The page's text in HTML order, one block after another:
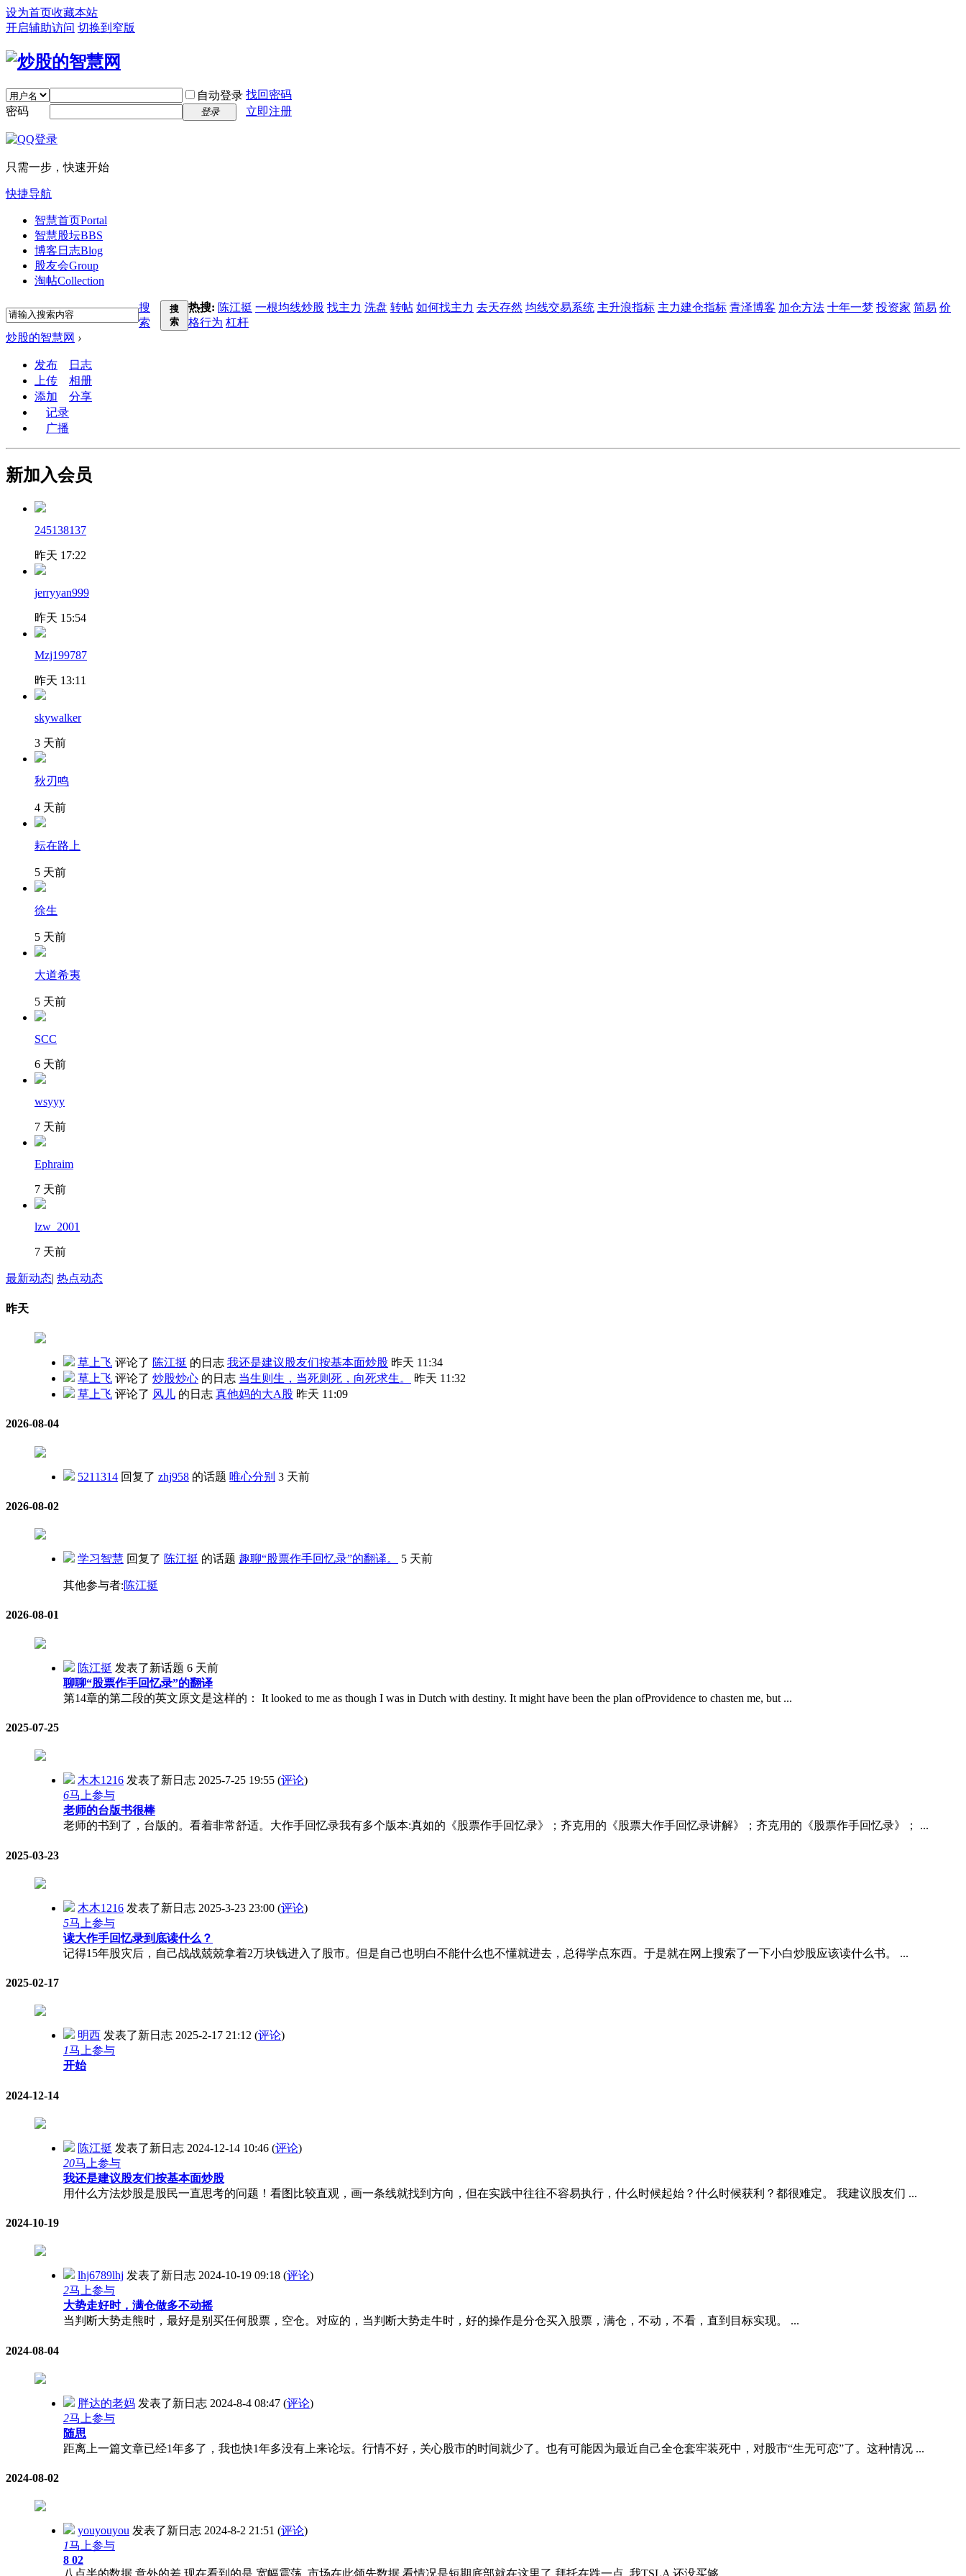
设为首页收藏本站
开启辅助访问 切换到窄版
自动登录 找回密码
密码
登录 立即注册
只需一步，快速开始
快捷导航
智慧首页Portal
智慧股坛BBS
博客日志Blog
股友会Group
淘帖Collection
搜
索
搜
索
热搜: 陈江挺 一根均线炒股 找主力 洗盘 转帖 如何找主力 去天存然 均线交易系统 主升浪指标 主力建仓指标 青泽博客 加仓方法 十年一梦 投资家 简易 价
格行为 杠杆
炒股的智慧网 ›
发布
日志
上传
相册
添加
分享
记录
广播
新加入会员
245138137
昨天 17:22
jerryyan999
昨天 15:54
Mzj199787
昨天 13:11
skywalker
3 天前
秋刃鸣
4 天前
耘在路上
5 天前
徐生
5 天前
大道希夷
5 天前
SCC
6 天前
wsyyy
7 天前
Ephraim
7 天前
lzw_2001
7 天前
最新动态| 热点动态
昨天
草上飞 评论了 陈江挺 的日志 我还是建议股友们按基本面炒股 昨天 11:34
草上飞 评论了 炒股炒心 的日志 当生则生，当死则死，向死求生。
昨天 11:32
草上飞 评论了 风儿 的日志 真他妈的大A股 昨天 11:09
2026-08-04
5211314 回复了 zhj958 的话题 唯心分别 3 天前
2026-08-02
学习智慧 回复了 陈江挺 的话题 趣聊“股票作手回忆录”的翻译。 5 天前
其他参与者:陈江挺
2026-08-01
陈江挺 发表了新话题 6 天前
聊聊“股票作手回忆录”的翻译
第14章的第二段的英文原文是这样的： It looked to me as though I was in Dutch with destiny. It might have been the plan ofProvidence to chasten me, but ...
2025-07-25
木木1216 发表了新日志 2025-7-25 19:55 (评论)
6马上参与
老师的台版书很棒
老师的书到了，台版的。看着非常舒适。大作手回忆录我有多个版本:真如的《股票作手回忆录》；齐克用的《股票大作手回忆录讲解》；齐克用的《股票作手回忆录》； ...
2025-03-23
木木1216 发表了新日志 2025-3-23 23:00 (评论)
5马上参与
读大作手回忆录到底读什么？
记得15年股灾后，自己战战兢兢拿着2万块钱进入了股市。但是自己也明白不能什么也不懂就进去，总得学点东西。于是就在网上搜索了一下小白炒股应该读什么书。 ...
2025-02-17
明西 发表了新日志 2025-2-17 21:12 (评论)
1马上参与
开始
2024-12-14
陈江挺 发表了新日志 2024-12-14 10:46 (评论)
20马上参与
我还是建议股友们按基本面炒股
用什么方法炒股是股民一直思考的问题！看图比较直观，画一条线就找到方向，但在实践中往往不容易执行，什么时候起始？什么时候获利？都很难定。 我建议股友们 ...
2024-10-19
lhj6789lhj 发表了新日志 2024-10-19 09:18 (评论)
2马上参与
大势走好时，满仓做多不动摇
当判断大势走熊时，最好是别买任何股票，空仓。对应的，当判断大势走牛时，好的操作是分仓买入股票，满仓，不动，不看，直到目标实现。 ...
2024-08-04
胖达的老妈 发表了新日志 2024-8-4 08:47 (评论)
2马上参与
随思
距离上一篇文章已经1年多了，我也快1年多没有上来论坛。行情不好，关心股市的时间就少了。也有可能因为最近自己全仓套牢装死中，对股市“生无可恋”了。这种情况 ...
2024-08-02
youyouyou 发表了新日志 2024-8-2 21:51 (评论)
1马上参与
8 02